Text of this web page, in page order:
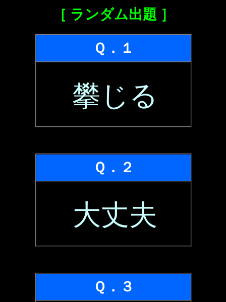
［ ランダム出題 ］
Ｑ．１
攀じる
Ｑ．２
大丈夫
Ｑ．３